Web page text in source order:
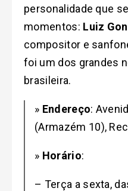
personalidade que
momentos: Luiz
compositor e
foi um dos grandes
brasileira.
» Endereço:
(Armazém 10),
» Horário:
– Terça a sexta,